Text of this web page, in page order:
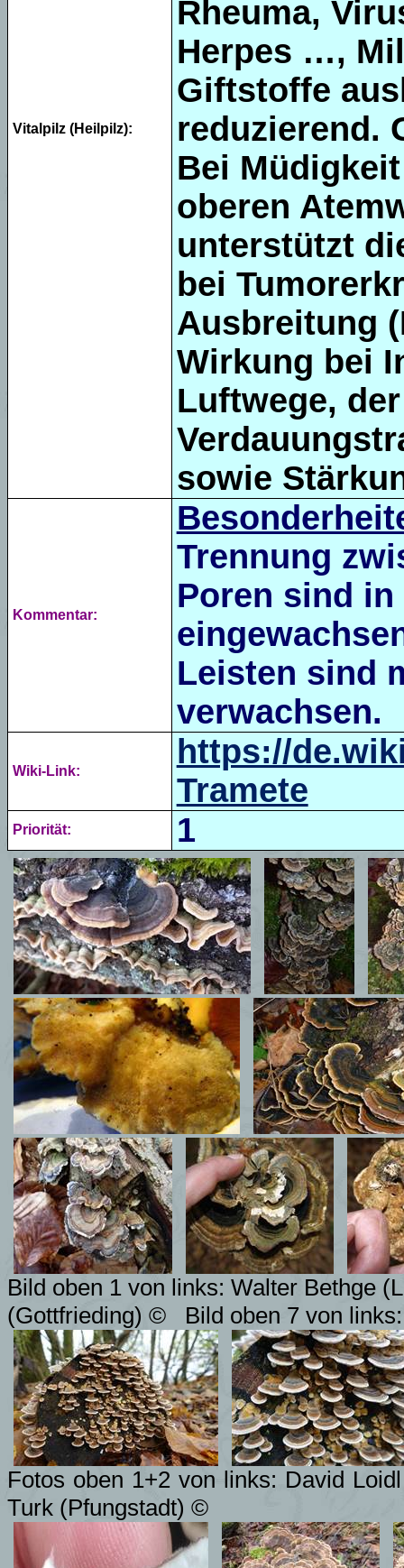
Vitalpilz (Heilpilz):
Rheuma,
Herpes …,
Giftstoffe
reduzierend.
Bei
oberen
unterstützt
bei
Ausbreitung
Wirkung bei
Luftwege,
sowie
Kommentar:
Trennung
Poren sind
Leisten sind
verwachsen.
Wiki-Link:
https://
Tramete
Priorität: 1
Bild oben 1 von links: Walter Bethge
(Gottfrieding) ©
Bild oben 7 von
Fotos oben 1+2 von links: David
Turk (Pfungstadt) ©